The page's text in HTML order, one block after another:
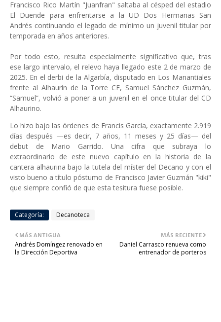
Francisco Rico Martín "Juanfran" saltaba al césped del estadio
El Duende para enfrentarse a la UD Dos Hermanas San
Andrés continuando el legado de mínimo un juvenil titular por
temporada en años anteriores.
Por todo esto, resulta especialmente significativo que, tras
ese largo intervalo, el relevo haya llegado este 2 de marzo de
2025. En el derbi de la Algarbía, disputado en Los Manantiales
frente al Alhaurín de la Torre CF, Samuel Sánchez Guzmán,
“Samuel”, volvió a poner a un juvenil en el once titular del CD
Alhaurino.
Lo hizo bajo las órdenes de Francis García, exactamente 2.919
días después —es decir, 7 años, 11 meses y 25 días— del
debut de Mario Garrido. Una cifra que subraya lo
extraordinario de este nuevo capítulo en la historia de la
cantera alhaurina bajo la tutela del míster del Decano y con el
visto bueno a título póstumo de Francisco Javier Guzmán "kiki"
que siempre confió de que esta tesitura fuese posible.
Categoría: Decanoteca
MÁS RECIENTE
Daniel Carrasco renueva como
entrenador de porteros
MÁS ANTIGUA
Andrés Domíngez renovado en
la Dirección Deportiva